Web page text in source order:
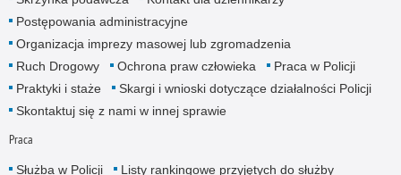
Postępowania administracyjne
Organizacja imprezy masowej lub zgromadzenia
Ruch Drogowy
Ochrona praw człowieka
Praca w Policji
Praktyki i staże
Skargi i wnioski dotyczące działalności Policji
Skontaktuj się z nami w innej sprawie
Praca
Służba w Policji
Listy rankingowe przyjętych do służby